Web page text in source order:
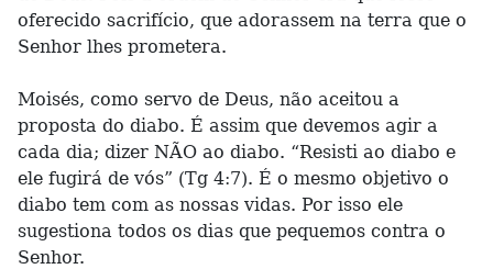
oferecido sacrifício, que adorassem na terra que o
Senhor lhes prometera.
Moisés, como servo de Deus, não aceitou a
proposta do diabo. É assim que devemos agir a
cada dia; dizer NÃO ao diabo. “Resisti ao diabo e
ele fugirá de vós” (Tg 4:7). É o mesmo objetivo o
diabo tem com as nossas vidas. Por isso ele
sugestiona todos os dias que pequemos contra o
Senhor.